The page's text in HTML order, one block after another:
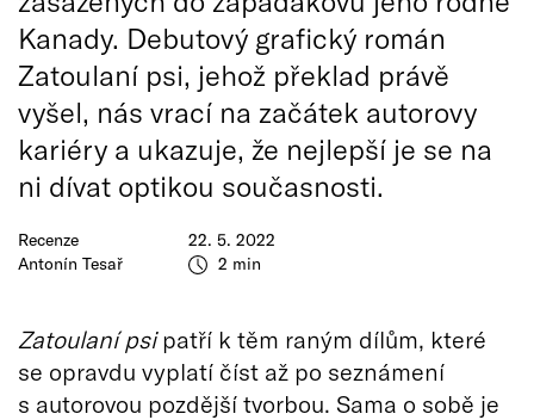
Recenze
Antonín Tesař
22. 5. 2022
2 min
Kanady. Debutový grafický román
Zatoulaní psi, jehož překlad právě
vyšel, nás vrací na začátek autorovy
kariéry a ukazuje, že nejlepší je se na
ni dívat optikou současnosti.
Zatoulaní psipatří k těm raným dílům, které
se opravdu vyplatí číst až po seznámení
s autorovou pozdější tvorbou. Sama o sobě je